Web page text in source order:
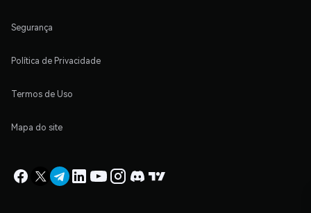
Segurança
Política de Privacidade
Termos de Uso
Mapa do site